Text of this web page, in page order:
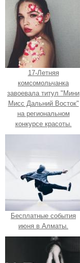
17-Летняя
комсомольчанка
завоевала титул "Мини
Мисс Дальний Восток"
на региональном
конкурсе красоты.
Бесплатные события
июня в Алматы.